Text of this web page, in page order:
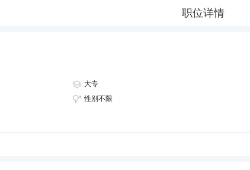
职位详情
大专
性别不限